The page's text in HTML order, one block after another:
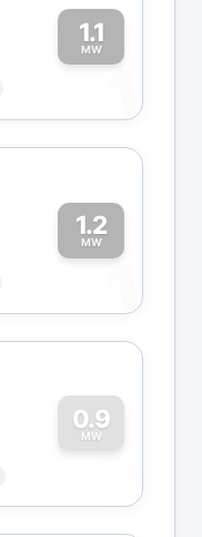
1.1
MW
1
1.2
MW
1
0.9
MW
0